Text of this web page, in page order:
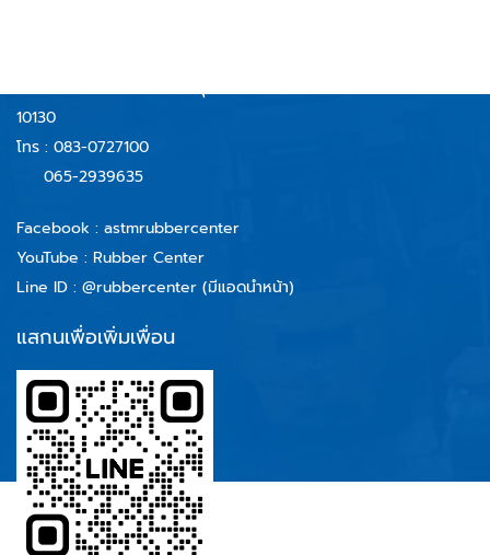
10130
โทร : 083-0727100
065-2939635
Facebook : astmrubbercenter
YouTube : Rubber Center
Line ID : @rubbercenter (มีแอดนำหน้า)
แสกนเพื่อเพิ่มเพื่อน